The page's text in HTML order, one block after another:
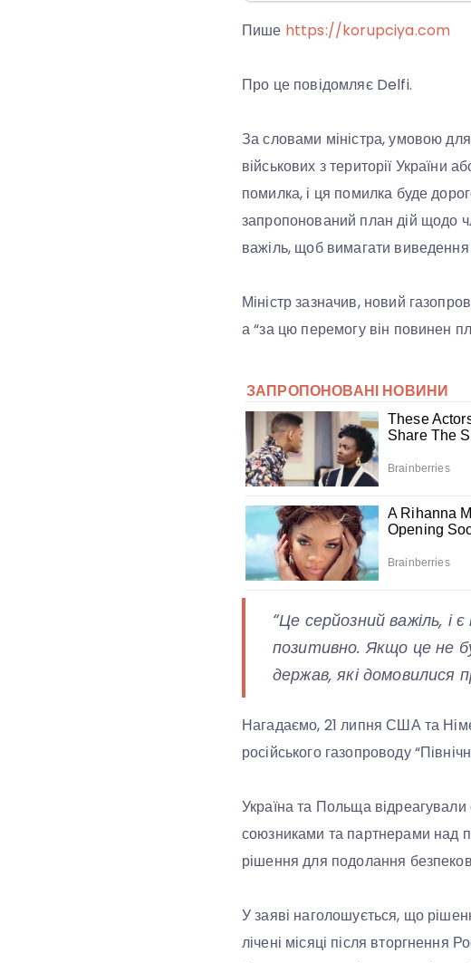
Пише https://korupciya.com
Про це повідомляє Delfi.
За словами міністра, умовою
військових з території
помилка, і ця помилка буде
запропонований план дій щодо
важіль, щоб вимагати виведення
Міністр зазначив, новий
а “за цю перемогу він повинен
“Це серйозний важіль, і
позитивно. Якщо це не
держав, які домовилися
Нагадаємо, 21 липня США та
російського газопроводу
Україна та Польща
союзниками та партнерами над
рішення для подолання
У заяві наголошується, що
лічені місяці після вторгнення